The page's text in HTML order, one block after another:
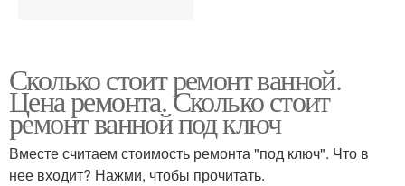
Сколько стоит ремонт ванной.
Цена ремонта. Сколько стоит
ремонт ванной под ключ
Вместе считаем стоимость ремонта "под ключ". Что в
нее входит? Нажми, чтобы прочитать.